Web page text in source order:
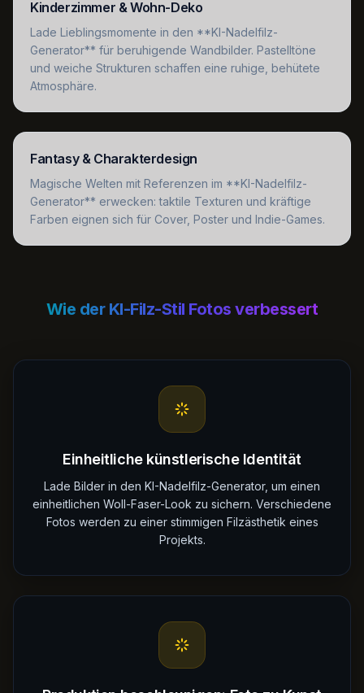
Kinderzimmer & Wohn-Deko
Lade Lieblingsmomente in den **KI-Nadelfilz-
Generator** für beruhigende Wandbilder. Pastelltöne
und weiche Strukturen schaffen eine ruhige, behütete
Atmosphäre.
Fantasy & Charakterdesign
Magische Welten mit Referenzen im **KI-Nadelfilz-
Generator** erwecken: taktile Texturen und kräftige
Farben eignen sich für Cover, Poster und Indie-Games.
Wie der KI-Filz-Stil Fotos verbessert
Einheitliche künstlerische Identität
Lade Bilder in den KI-Nadelfilz-Generator, um einen
einheitlichen Woll-Faser-Look zu sichern. Verschiedene
Fotos werden zu einer stimmigen Filzästhetik eines
Projekts.